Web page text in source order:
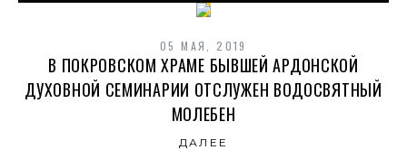
05 МАЯ, 2019
В ПОКРОВСКОМ ХРАМЕ БЫВШЕЙ АРДОНСКОЙ
ДУХОВНОЙ СЕМИНАРИИ ОТСЛУЖЕН ВОДОСВЯТНЫЙ
МОЛЕБЕН
ДАЛЕЕ